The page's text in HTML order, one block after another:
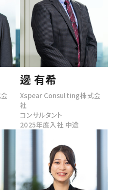
邊 有希
Xspear Consulting株式会
社
コンサルタント
2025年度入社 中途
ーポレート